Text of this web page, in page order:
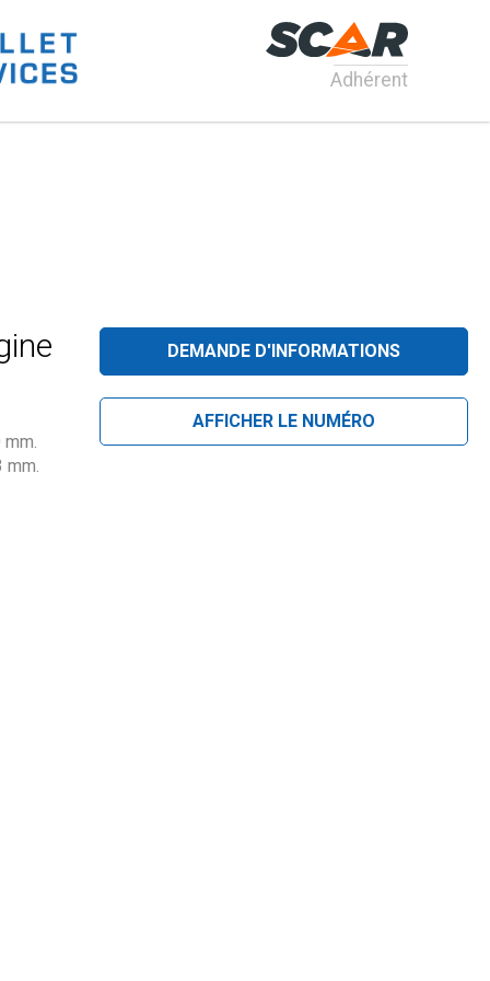
Adhérent
mm.
mm.
DEMANDE D'INFORMATIONS
AFFICHER LE NUMÉRO